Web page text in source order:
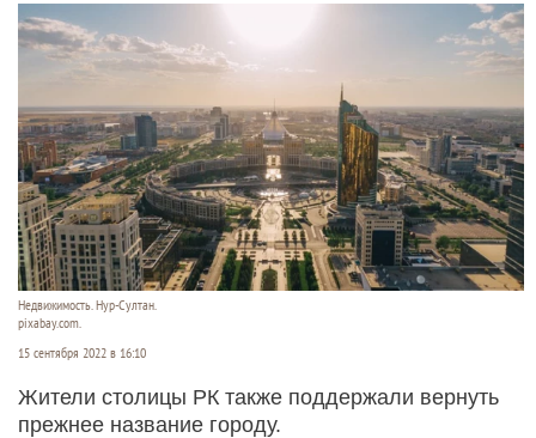
Недвижимость. Нур-Султан.
pixabay.com.
15 сентября 2022 в 16:10
Жители столицы РК также поддержали вернуть
прежнее название городу.